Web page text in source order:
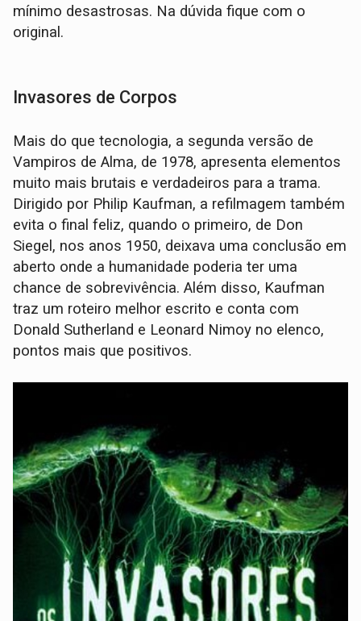
mínimo desastrosas. Na dúvida fique com o
original.
Invasores de Corpos
Mais do que tecnologia, a segunda versão de
Vampiros de Alma, de 1978, apresenta elementos
muito mais brutais e verdadeiros para a trama.
Dirigido por Philip Kaufman, a refilmagem também
evita o final feliz, quando o primeiro, de Don
Siegel, nos anos 1950, deixava uma conclusão em
aberto onde a humanidade poderia ter uma
chance de sobrevivência. Além disso, Kaufman
traz um roteiro melhor escrito e conta com
Donald Sutherland e Leonard Nimoy no elenco,
pontos mais que positivos.